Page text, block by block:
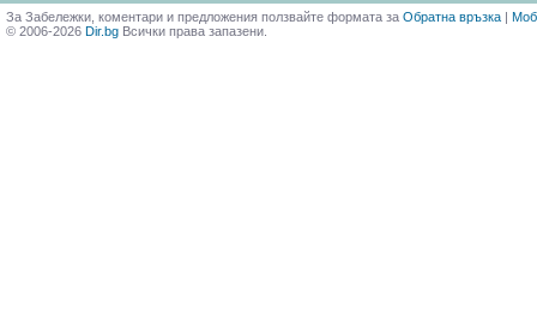
За Забележки, коментари и предложения ползвайте формата за Обратна връзка |
© 2006-2026 Dir.bg Всички права запазени.